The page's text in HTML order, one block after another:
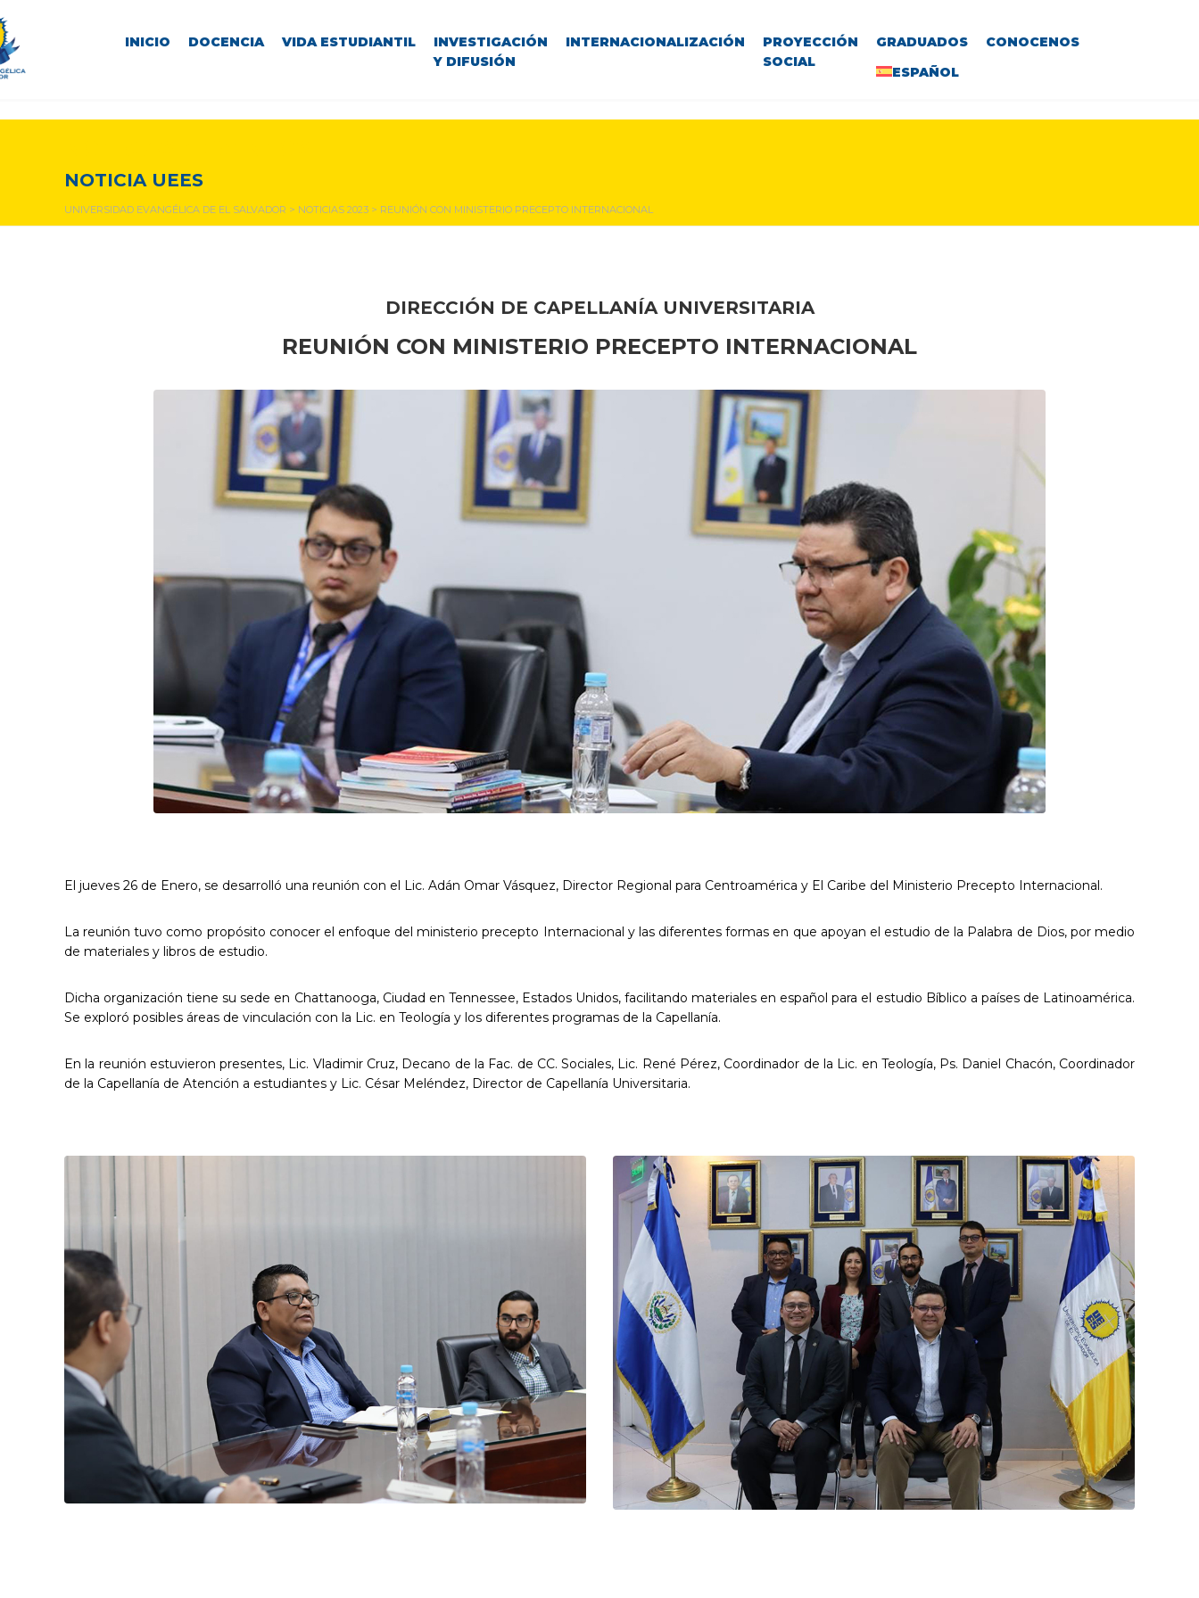
INICIO DOCENCIA VIDA ESTUDIANTIL
INVESTIGACIÓN
Y DIFUSIÓN
INTERNACIONALIZACIÓN
PROYECCIÓN
SOCIAL
GRADUADOS
CONOCENOS
ESPAÑOL
NOTICIA UEES
UNIVERSIDAD EVANGÉLICA DE EL SALVADOR > NOTICIAS 2023 > REUNIÓN CON MINISTERIO PRECEPTO INTERNACIONAL
DIRECCIÓN DE CAPELLANÍA UNIVERSITARIA
REUNIÓN CON MINISTERIO PRECEPTO INTERNACIONAL
El jueves 26 de Enero, se desarrolló una reunión con el Lic. Adán Omar Vásquez, Director Regional para Centroamérica y El Caribe del Ministerio Precepto Internacional.
La reunión tuvo como propósito conocer el enfoque del ministerio precepto Internacional y las diferentes formas en que apoyan el estudio de la Palabra de Dios, por medio
de materiales y libros de estudio.
Dicha organización tiene su sede en Chattanooga, Ciudad en Tennessee, Estados Unidos, facilitando materiales en español para el estudio Bíblico a países de Latinoamérica.
Se exploró posibles áreas de vinculación con la Lic. en Teología y los diferentes programas de la Capellanía.
En la reunión estuvieron presentes, Lic. Vladimir Cruz, Decano de la Fac. de CC. Sociales, Lic. René Pérez, Coordinador de la Lic. en Teología, Ps. Daniel Chacón, Coordinador
de la Capellanía de Atención a estudiantes y Lic. César Meléndez, Director de Capellanía Universitaria.